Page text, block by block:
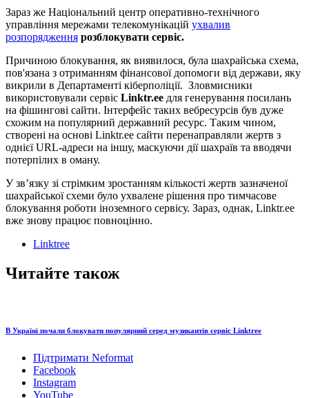
Зараз же Національний центр оперативно-технічного
управління мережами телекомунікацій ухвалив
розпорядження розблокувати сервіс.
Причиною блокування, як виявилося, була шахрайська схема,
пов'язана з отриманням фінансової допомоги від держави, яку
викрили в Департаменті кіберполіції. Зловмисники
використовували сервіс Linktr.ee для генерування посилань
на фішингові сайти. Інтерфейс таких вебресурсів був дуже
схожим на популярний державний ресурс. Таким чином,
створені на основі Linktr.ee сайти перенаправляли жертв з
однієї URL-адреси на іншу, маскуючи дії шахраїв та вводячи
потерпілих в оману.
У звʼязку зі стрімким зростанням кількості жертв зазначеної
шахрайської схеми було ухвалене рішення про тимчасове
блокування роботи іноземного сервісу. Зараз, однак, Linktr.ee
вже знову працює повноцінно.
Linktree
Читайте також
В Україні почали блокувати популярний серед музикантів сервіс Linktree
Підтримати Neformat
Facebook
Instagram
YouTube